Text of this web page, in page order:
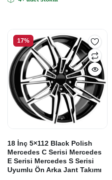
fiyat:
andaki
17%
18 İnç 5×112 Black Polish
Mercedes C Serisi Mercedes
E Serisi Mercedes S Serisi
Uyumlu Ön Arka Jant Takımı